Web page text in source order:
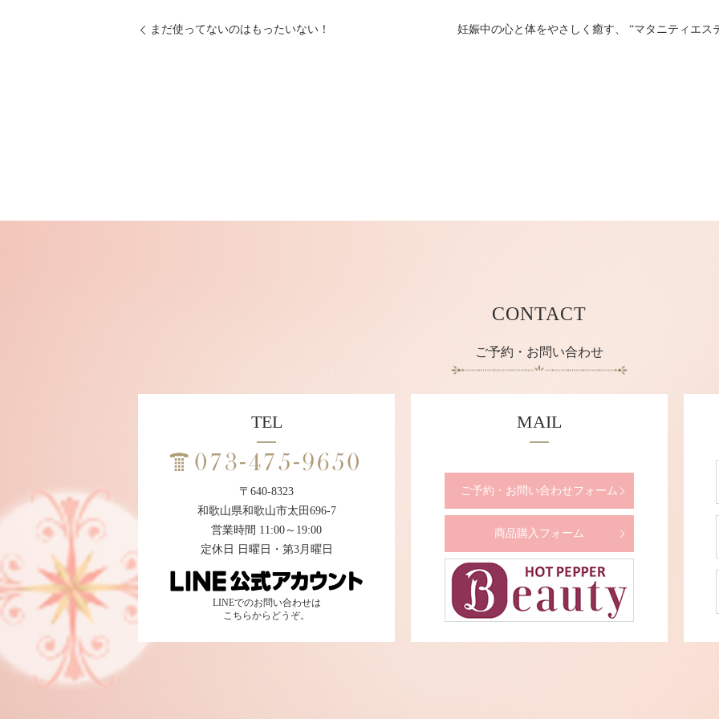
まだ使ってないのはもったいない！ 妊娠中の心と体をやさしく癒す、 “マタニティエス
CONTACT
ご予約・お問い合わせ
TEL
〒640-8323
和歌山県和歌山市太田696-7
営業時間 11:00～19:00
定休日 日曜日・第3月曜日
LINEでのお問い合わせは
こちらからどうぞ。
MAIL
ご予約・お問い合わせフォーム
商品購入フォーム